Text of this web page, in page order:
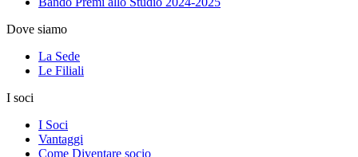
Dove siamo
La Sede
Le Filiali
I soci
I Soci
Vantaggi
Come Diventare socio